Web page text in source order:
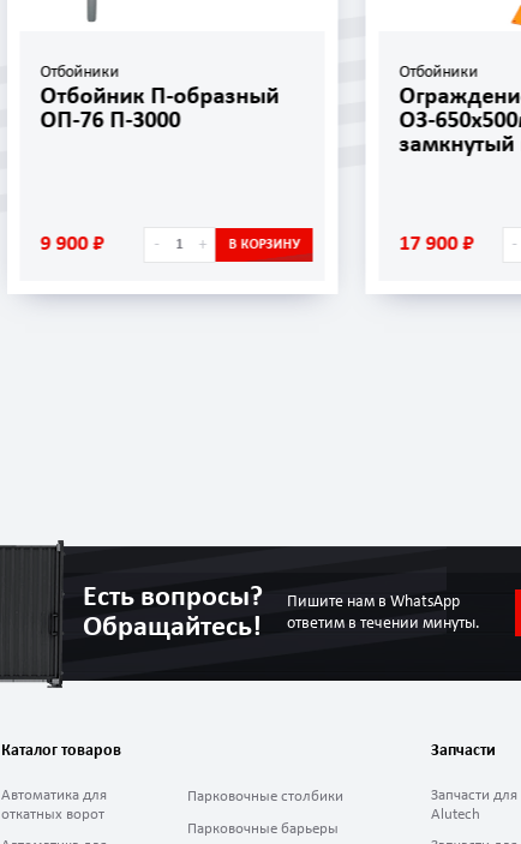
Отбойники
Отбойник П-образный
ОП-76 П-3000
9 900 ₽ - + В КОРЗИНУ
Отбойники
ОЗ-
замкнутый
17 900 ₽ -
Есть вопросы?
Обращайтесь!
Пишите нам в WhatsApp
ответим в течении минуты.
Каталог товаров
Автоматика для
откатных ворот
Парковочные столбики
Парковочные барьеры
Запчасти
Запчасти для
Alutech